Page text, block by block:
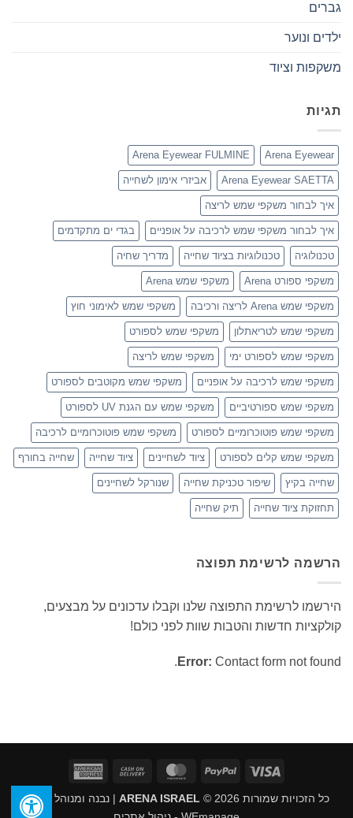
גברים
ילדים ונוער
משקפות וציוד
תגיות
Arena Eyewear
Arena Eyewear FULMINE
Arena Eyewear SAETTA אביזרי אימון לשחייה
איך לבחור משקפי שמש לריצה
איך לבחור משקפי שמש לרכיבה על אופניים בגדי ים מתקדמים
טכנולוגיה טכנולוגיות בציוד שחייה מדריך שחיה
משקפי ספורט Arena משקפי שמש Arena
משקפי שמש Arena לריצה ורכיבה משקפי שמש לאימוני חוץ
משקפי שמש לטריאתלון משקפי שמש לספורט
משקפי שמש לספורט ימי משקפי שמש לריצה
משקפי שמש לרכיבה על אופניים משקפי שמש מקוטבים לספורט
משקפי שמש ספורטיביים משקפי שמש עם הגנת UV לספורט
משקפי שמש פוטוכרומיים לספורט משקפי שמש פוטוכרומיים לרכיבה
משקפי שמש קלים לספורט ציוד לשחיינים ציוד שחייה שחייה בחורף
שחייה בקיץ שיפור טכניקת שחייה שנורקל לשחיינים
תחזוקת ציוד שחייה תיק שחייה
הרשמה לרשימת תפוצה
הירשמו לרשימת התפוצה שלנו וקבלו עדכונים על מבצעים,
קולקציות חדשות והטבות שוות לפני כולם!
Error: Contact form not found.
Visa
PayPal
MasterCard
Cash
Delivery
Express
כל הזכויות שמורות 2026 ©
ARENA ISRAEL | נבנה ומנוהל על ידי